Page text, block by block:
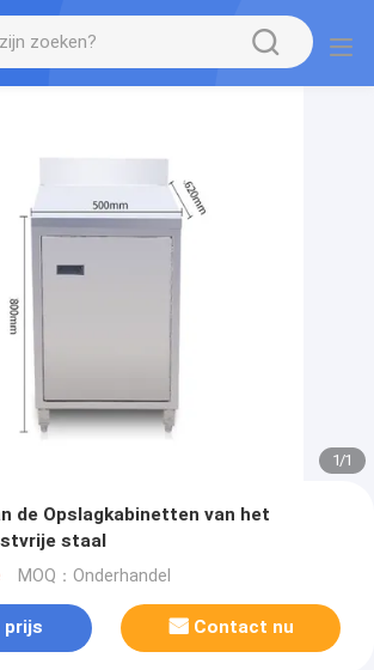
1/1
de Opslagkabinetten van het
staal
MOQ：Onderhandel
prijs Contact nu